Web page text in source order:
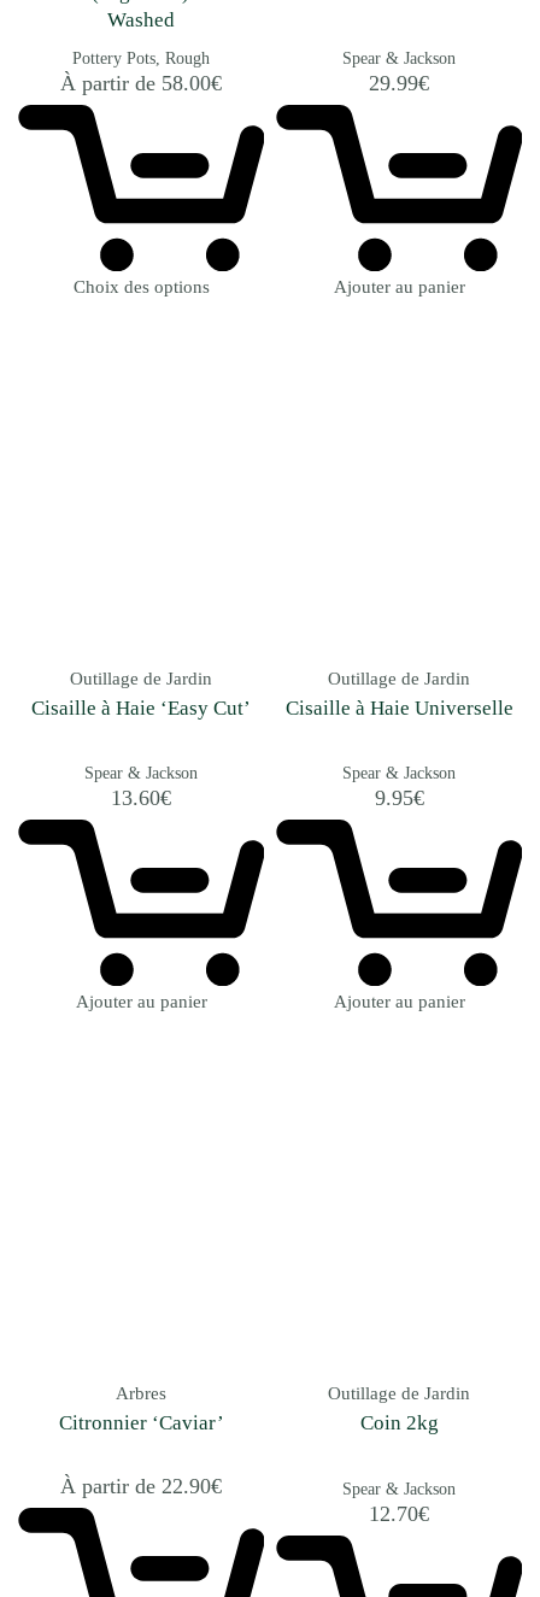
Washed
Pottery Pots Rough
À partir de 58.00€
Choix des options
Spear & Jackson
29.99€
Ajouter au panier
Outillage de Jardin
Cisaille à Haie ‘Easy Cut’
Spear & Jackson
13.60€
Ajouter au panier
Outillage de Jardin
Cisaille à Haie Universelle
Spear & Jackson
9.95€
Ajouter au panier
Arbres
Citronnier ‘Caviar’
À partir de 22.90€
Outillage de Jardin
Coin 2kg
Spear & Jackson
12.70€